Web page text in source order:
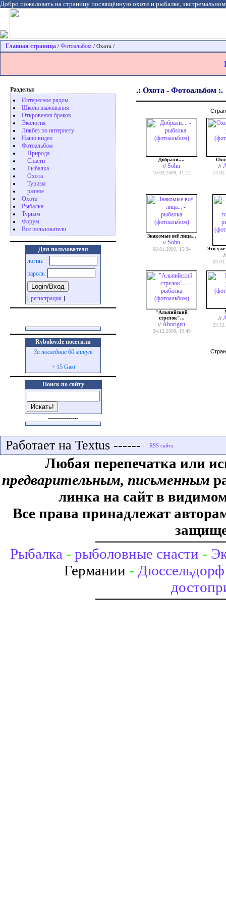
Добро пожаловать на страницу посвящённую охоте и рыбалке,
Главная страница / Фотоальбом / Охота /
Разделы:
Интересное рядом.
Школа выживания
Откровения браков
Экология
Ликбез по интернету
Наши видео
Фотоальбом
Природа
Cнасти
Рыбалка
Охота
Туризм
разное
Охота
Pыбалка
Туризм
Форум
Все пользователи
Для пользователя
логин:
пароль:
[ регистрация ]
Rybolov.de посетили
За последние 60 минут
+ 15 Gast
Поиск по сайту
---------------
.: Охота - Фотоальбом :.
Добрали....
// Sohn
10.03.2009, 11:12
//
Знакомые всё лица...
// Sohn
08.01.2009, 15:34
Это уже
"Альпийский
стрелок"...
// Aborigen
24.12.2008, 19:49
//
Работает на Textus ------
Любая перепечатка или
предварительным, письменным
линка на сайт в
Все права принадлежат
Рыбалка - рыболовные снасти -
Германии - Дюссельдорф